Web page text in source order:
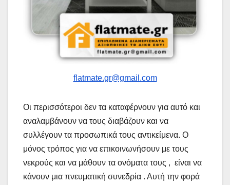
flatmate.gr@gmail.com
Οι περισσότεροι δεν τα καταφέρνουν για αυτό και
αναλαμβάνουν να τους διαβάζουν και να
συλλέγουν τα προσωπικά τους αντικείμενα. Ο
μόνος τρόπος για να επικοινωνήσουν με τους
νεκρούς και να μάθουν τα ονόματα τους , είναι να
κάνουν μια πνευματική συνεδρία . Αυτή την φορά